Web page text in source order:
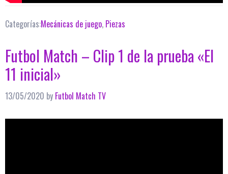
Categorías:Mecánicas de juego, Piezas
Futbol Match – Clip 1 de la prueba «El
11 inicial»
13/05/2020 by Futbol Match TV